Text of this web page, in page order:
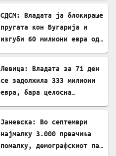
СДСМ: Владата ја блокираше
пругата кон Бугарија и
изгуби 60 милиони евра од
Левица: Владата за 71 ден
се задолжила 333 милиони
евра, бара целосна
Јаневска: Во септември
најмалку 3.000 првачиња
помалку, демографскиот пад